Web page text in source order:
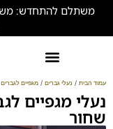
עמוד הבית / נעלי גברים / מגפיים לגברים
שחור